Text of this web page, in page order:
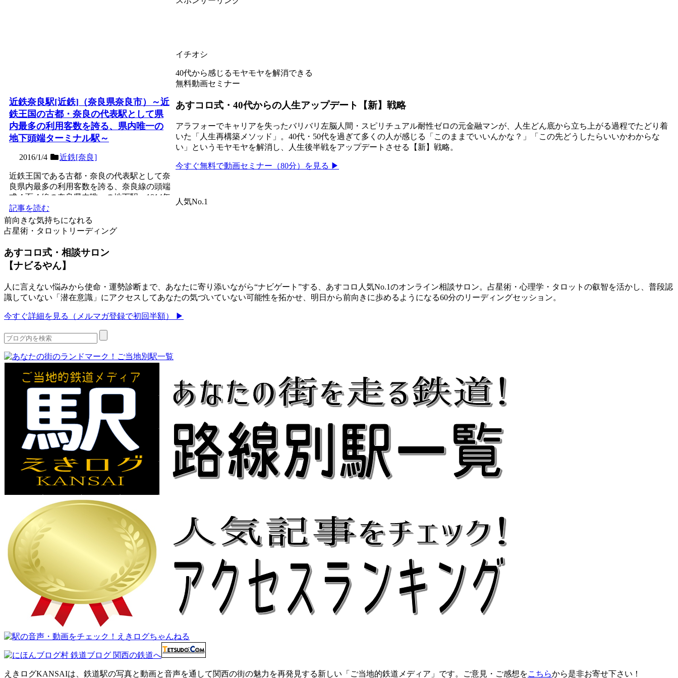
近鉄奈良駅[近鉄]（奈良県奈良市）～近
鉄王国の古都・奈良の代表駅として県
内最多の利用客数を誇る、県内唯一の
地下頭端ターミナル駅～
2016/1/4 近鉄[奈良]
近鉄王国である古都・奈良の代表駅として奈
良県内最多の利用客数を誇る、奈良線の頭端
式４面４線の奈良県内唯一の地下駅。1914年
（大正3年）に、...
記事を読む
イチオシ
40代から感じるモヤモヤを解消できる
無料動画セミナー
あすコロ式・40代からの人生アップデート【新】戦略
アラフォーでキャリアを失ったバリバリ左脳人間・スピリチュアル耐性ゼロの元金融マンが、人生どん底から立ち上がる過程でたどり着
いた「人生再構築メソッド」。40代・50代を過ぎて多くの人が感じる「このままでいいんかな？」「この先どうしたらいいかわからな
い」というモヤモヤを解消し、人生後半戦をアップデートさせる【新】戦略。
今すぐ無料で動画セミナー（80分）を見る ▶
人気No.1
前向きな気持ちになれる
占星術・タロットリーディング
あすコロ式・相談サロン
【ナビるやん】
人に言えない悩みから使命・運勢診断まで、あなたに寄り添いながら“ナビゲート”する、あすコロ人気No.1のオンライン相談サロン。占星術・心理学・タロットの叡智を活かし、普段認
識していない「潜在意識」にアクセスしてあなたの気づいていない可能性を拓かせ、明日から前向きに歩めるようになる60分のリーディングセッション。
今すぐ詳細を見る（メルマガ登録で初回半額） ▶
えきログKANSAIは、鉄道駅の写真と動画と音声を通して関西の街の魅力を再発見する新しい「ご当地的鉄道メディア」です。ご意見・ご感想をこちらから是非お寄せ下さい！